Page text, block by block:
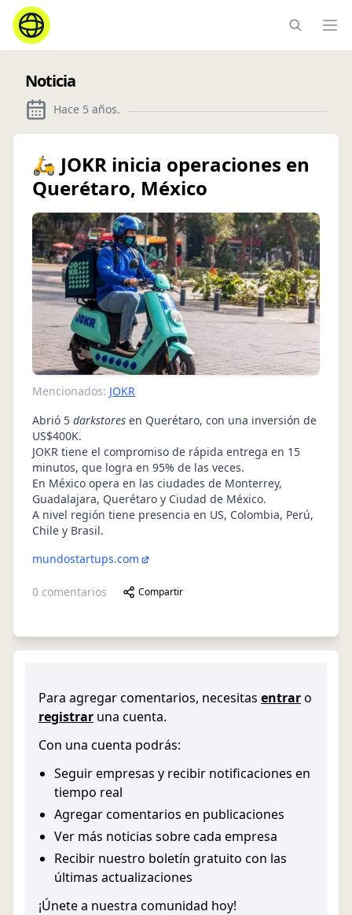
Noticia
Hace 5 años.
🛵 JOKR inicia operaciones en
Querétaro, México
Mencionados: JOKR
Abrió 5 darkstores en Querétaro, con una inversión de
US$400K.
JOKR tiene el compromiso de rápida entrega en 15
minutos, que logra en 95% de las veces.
En México opera en las ciudades de Monterrey,
Guadalajara, Querétaro y Ciudad de México.
A nivel región tiene presencia en US, Colombia, Perú,
Chile y Brasil.
mundostartups.com
0 comentarios Compartir
Para agregar comentarios, necesitas entraro
registrar una cuenta.
Con una cuenta podrás:
Seguir empresas y recibir notificaciones en
tiempo real
Agregar comentarios en publicaciones
Ver más noticias sobre cada empresa
Recibir nuestro boletín gratuito con las
últimas actualizaciones
¡Únete a nuestra comunidad hoy!